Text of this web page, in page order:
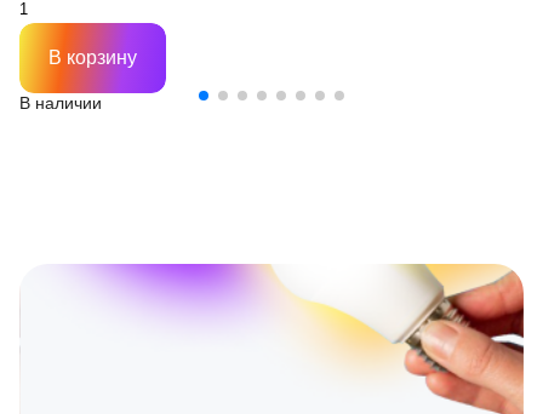
В наличии
В корзину